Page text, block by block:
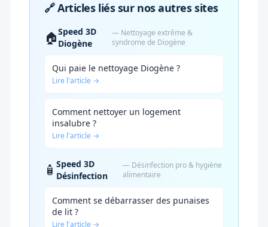
🔗 Articles liés sur nos autres sites
🏠Speed 3D
Diogène
— Nettoyage extrême &
syndrome de Diogène
Qui paie le nettoyage Diogène ?
Lire l'article →
Comment nettoyer un logement
insalubre ?
Lire l'article →
🧴 Speed 3D
Désinfection
— Désinfection pro & hygiène
alimentaire
Comment se débarrasser des punaises
de lit ?
Lire l'article →